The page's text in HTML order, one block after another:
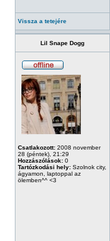
Vissza a tetejére
Lil Snape Dogg
Csatlakozott: 2008 november
28 (péntek), 21:29
Hozzászólások: 0
Tartózkodási hely: Szolnok city,
ágyamon, laptoppal az
ölemben^^ <3